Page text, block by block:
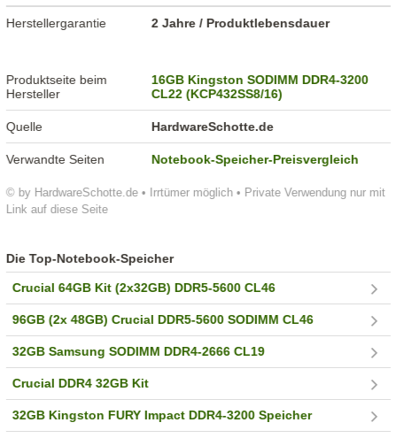
© by HardwareSchotte.de • Irrtümer möglich • Private Verwendung nur mit
Link auf diese Seite
Herstellergarantie 2 Jahre / Produktlebensdauer
Produktseite beim
Hersteller
16GB Kingston SODIMM DDR4-3200
CL22 (KCP432SS8/16)
Quelle HardwareSchotte.de
Verwandte Seiten Notebook-Speicher-Preisvergleich
Die Top-Notebook-Speicher
Crucial 64GB Kit (2x32GB) DDR5-5600 CL46
96GB (2x 48GB) Crucial DDR5-5600 SODIMM CL46
32GB Samsung SODIMM DDR4-2666 CL19
Crucial DDR4 32GB Kit
32GB Kingston FURY Impact DDR4-3200 Speicher